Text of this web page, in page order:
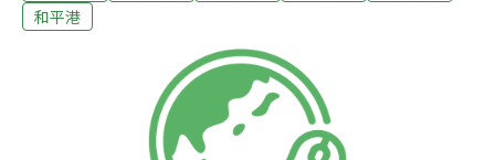
區漁民直接走上街頭的抗爭活動，都是衝突的行為的表
預定於88年6月開始營運的和平水泥專區，而今不僅建港
進度落後，只達完成海堤工程部份，但在今年6月仍有崇
德地區漁民持續地提出抗議聲浪。就社會發展而言，衝突
的時程愈加長，耗費的人力、物力也愈多，社會成本花費
和平港